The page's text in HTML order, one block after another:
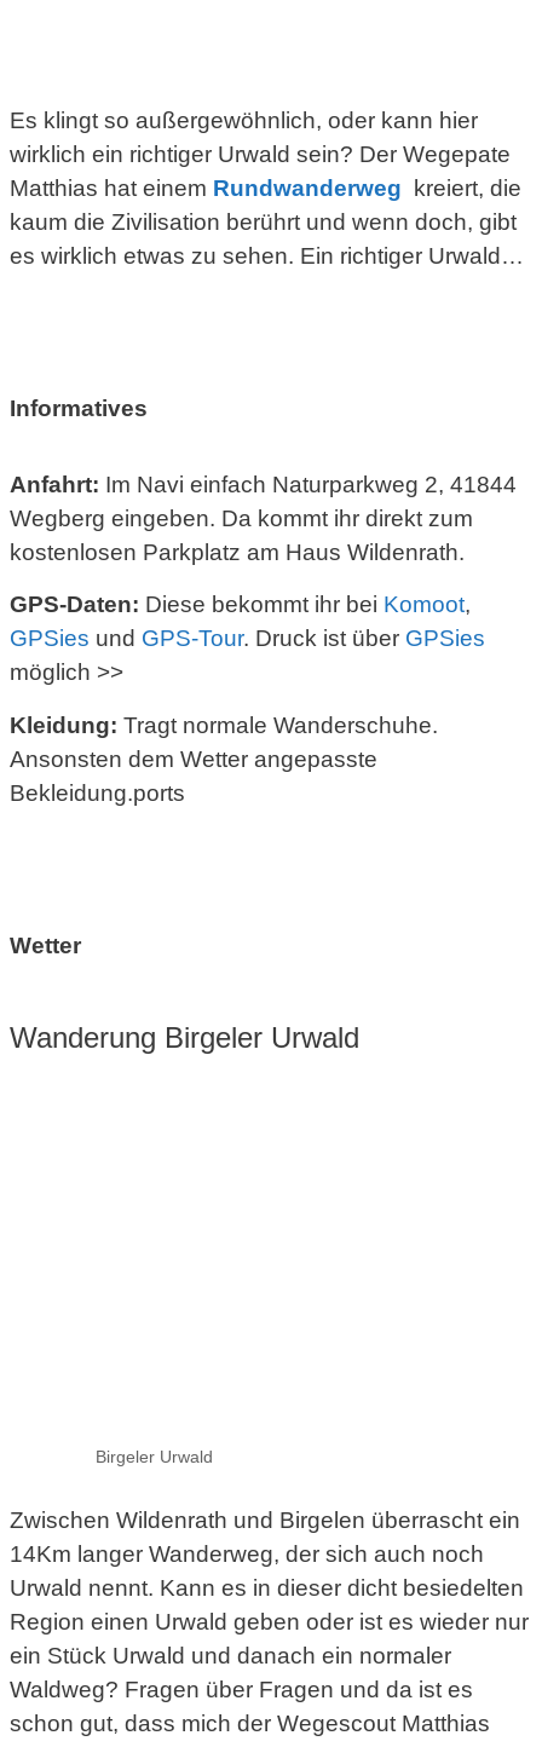
Es klingt so außergewöhnlich, oder kann hier
wirklich ein richtiger Urwald sein? Der Wegepate
Matthias hat einem Rundwanderweg kreiert, die
kaum die Zivilisation berührt und wenn doch, gibt
es wirklich etwas zu sehen. Ein richtiger Urwald…
Informatives
Anfahrt: Im Navi einfach Naturparkweg 2, 41844
Wegberg eingeben. Da kommt ihr direkt zum
kostenlosen Parkplatz am Haus Wildenrath.
GPS-Daten: Diese bekommt ihr bei Komoot,
GPSies und GPS-Tour. Druck ist über GPSies
möglich >>
Kleidung: Tragt normale Wanderschuhe.
Ansonsten dem Wetter angepasste
Bekleidung.ports
Wetter
Wanderung Birgeler Urwald
Birgeler Urwald
Zwischen Wildenrath und Birgelen überrascht ein
14Km langer Wanderweg, der sich auch noch
Urwald nennt. Kann es in dieser dicht besiedelten
Region einen Urwald geben oder ist es wieder nur
ein Stück Urwald und danach ein normaler
Waldweg? Fragen über Fragen und da ist es
schon gut, dass mich der Wegescout Matthias